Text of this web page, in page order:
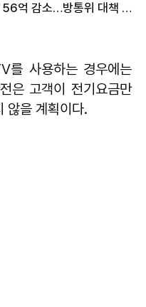
"분리징수로 'KBS 수신료 수입' 56억 감소…방통위 대책 세워야"
를 사용하는 경우에는
은 고객이 전기요금만
않을 계획이다.